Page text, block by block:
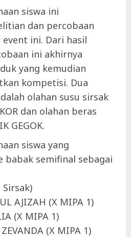
siswa ini
dan percobaan
ini. Dari hasil
ini akhirnya
yang kemudian
kompetisi. Dua
olahan susu sirsak
dan olahan beras
GEGOK.
siswa yang
babak semifinal sebagai
AJIZAH (X MIPA 1)
(X MIPA 1)
(X MIPA 1)